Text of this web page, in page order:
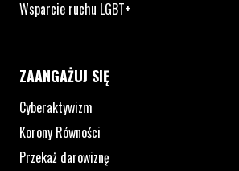
Wsparcie ruchu LGBT+
ZAANGAŻUJ SIĘ
Cyberaktywizm
Korony Równości
Przekaż darowiznę